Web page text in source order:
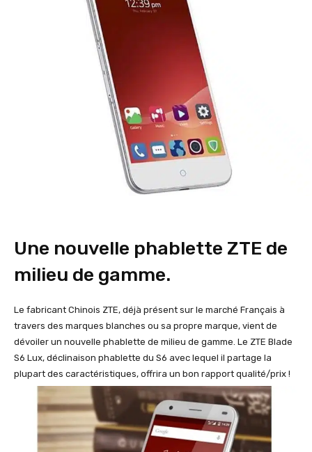
Une nouvelle phablette ZTE de
milieu de gamme.
Le fabricant Chinois ZTE, déjà présent sur le marché Français à
travers des marques blanches ou sa propre marque, vient de
dévoiler un nouvelle phablette de milieu de gamme. Le ZTE Blade
S6 Lux, déclinaison phablette du S6 avec lequel il partage la
plupart des caractéristiques, offrira un bon rapport qualité/prix !